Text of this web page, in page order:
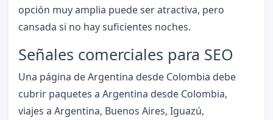
opción muy amplia puede ser atractiva, pero
cansada si no hay suficientes noches.
Señales comerciales para SEO
Una página de Argentina desde Colombia debe
cubrir paquetes a Argentina desde Colombia,
viajes a Argentina, Buenos Aires, Iguazú,